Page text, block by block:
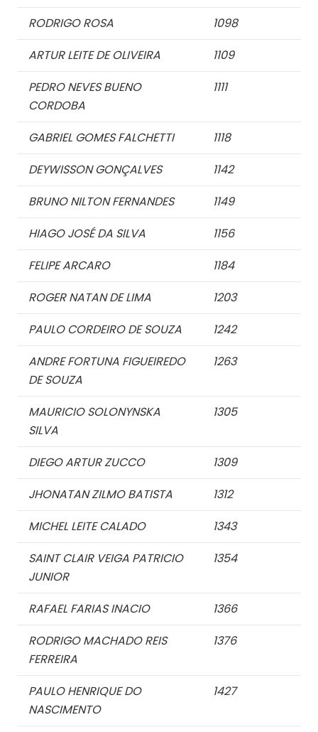
RODRIGO ROSA
1098
ARTUR LEITE DE OLIVEIRA
1109
PEDRO NEVES BUENO
CORDOBA
1111
GABRIEL GOMES FALCHETTI
1118
DEYWISSON GONÇALVES
1142
BRUNO NILTON FERNANDES
1149
HIAGO JOSÉ DA SILVA
1156
FELIPE ARCARO
1184
ROGER NATAN DE LIMA
1203
PAULO CORDEIRO DE SOUZA
1242
ANDRE FORTUNA FIGUEIREDO
DE SOUZA
1263
MAURICIO SOLONYNSKA
SILVA
1305
DIEGO ARTUR ZUCCO
1309
JHONATAN ZILMO BATISTA
1312
MICHEL LEITE CALADO
1343
SAINT CLAIR VEIGA PATRICIO
JUNIOR
1354
RAFAEL FARIAS INACIO
1366
RODRIGO MACHADO REIS
FERREIRA
1376
PAULO HENRIQUE DO
NASCIMENTO
1427